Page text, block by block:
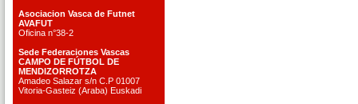
Asociacion Vasca de Futnet
AVAFUT
Oficina n°38-2
Sede Federaciones Vascas
CAMPO DE FÚTBOL DE
MENDIZORROTZA
Amadeo Salazar s/n C.P 01007
Vitoria-Gasteiz (Araba) Euskadi